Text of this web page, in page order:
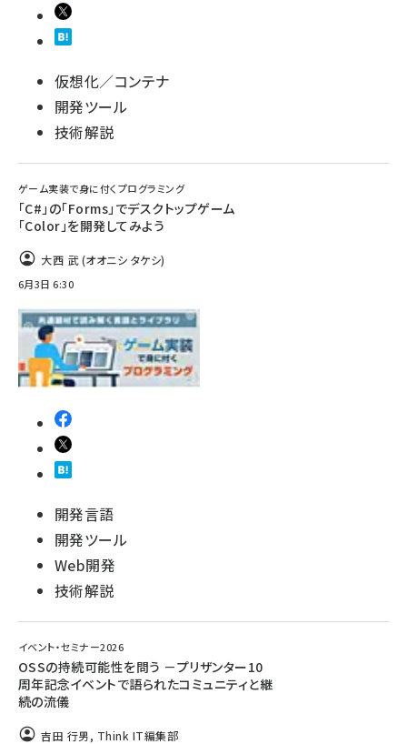
仮想化／コンテナ
開発ツール
技術解説
ゲーム実装で身に付くプログラミング
「C#」の「Forms」でデスクトップゲーム
「Color」を開発してみよう
大西 武 (オオニシ タケシ)
6月3日 6:30
開発言語
開発ツール
Web開発
技術解説
イベント・セミナー2026
OSSの持続可能性を問う －プリザンター10
周年記念イベントで語られたコミュニティと継
続の流儀
吉田 行男, Think IT編集部